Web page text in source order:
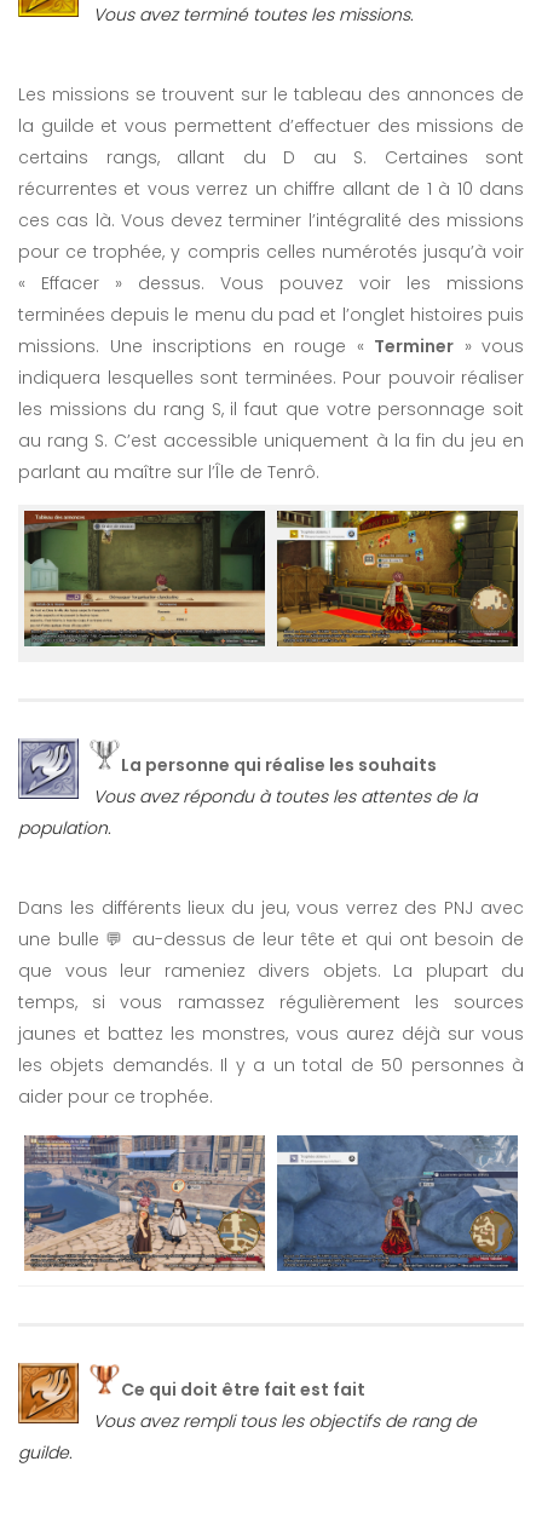
Vous avez terminé toutes les missions.
Les missions se trouvent sur le tableau des annonces de
la guilde et vous permettent d’effectuer des missions de
certains rangs, allant du D au S. Certaines sont
récurrentes et vous verrez un chiffre allant de 1 à 10 dans
ces cas là. Vous devez terminer l’intégralité des missions
pour ce trophée, y compris celles numérotés jusqu’à voir
« Effacer » dessus. Vous pouvez voir les missions
terminées depuis le menu du pad et l’onglet histoires puis
missions. Une inscriptions en rouge « Terminer » vous
indiquera lesquelles sont terminées. Pour pouvoir réaliser
les missions du rang S, il faut que votre personnage soit
au rang S. C’est accessible uniquement à la fin du jeu en
parlant au maître sur l’Île de Tenrô.
La personne qui réalise les souhaits
Vous avez répondu à toutes les attentes de la
population.
Dans les différents lieux du jeu, vous verrez des PNJ avec
une bulle 💬 au-dessus de leur tête et qui ont besoin de
que vous leur rameniez divers objets. La plupart du
temps, si vous ramassez régulièrement les sources
jaunes et battez les monstres, vous aurez déjà sur vous
les objets demandés. Il y a un total de 50 personnes à
aider pour ce trophée.
Ce qui doit être fait est fait
Vous avez rempli tous les objectifs de rang de
guilde.